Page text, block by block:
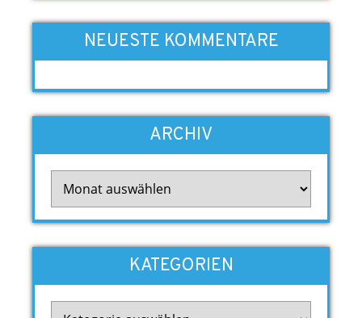
NEUESTE KOMMENTARE
ARCHIV
KATEGORIEN